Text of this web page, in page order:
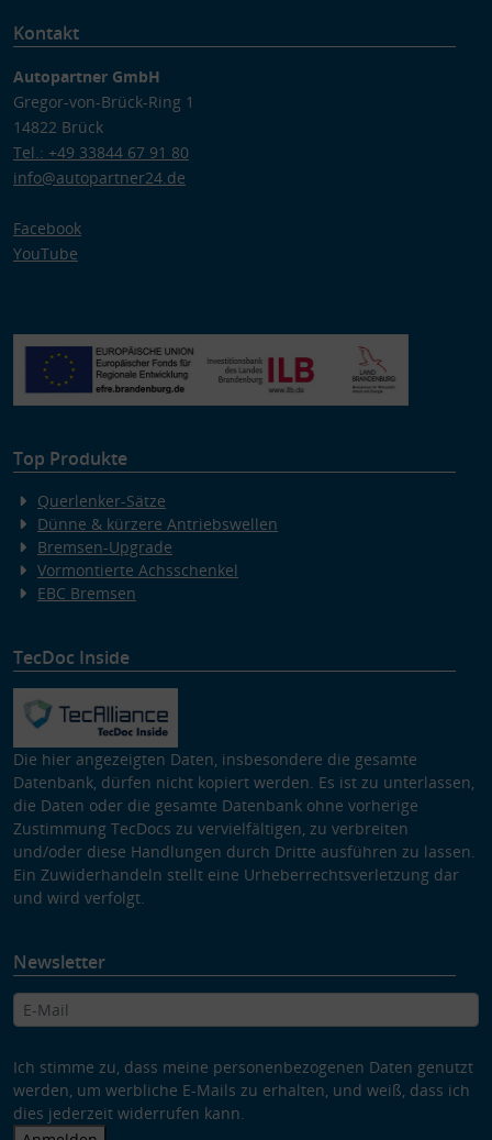
Kontakt
Autopartner GmbH
Gregor-von-Brück-Ring 1
14822 Brück
Tel.: +49 33844 67 91 80
info@autopartner24.de
Facebook
YouTube
Top Produkte
Querlenker-Sätze
Dünne & kürzere Antriebswellen
Bremsen-Upgrade
Vormontierte Achsschenkel
EBC Bremsen
TecDoc Inside
Die hier angezeigten Daten, insbesondere die gesamte
Datenbank, dürfen nicht kopiert werden. Es ist zu unterlassen,
die Daten oder die gesamte Datenbank ohne vorherige
Zustimmung TecDocs zu vervielfältigen, zu verbreiten
und/oder diese Handlungen durch Dritte ausführen zu lassen.
Ein Zuwiderhandeln stellt eine Urheberrechtsverletzung dar
und wird verfolgt.
Newsletter
Ich stimme zu, dass meine personenbezogenen Daten genutzt
werden, um werbliche E-Mails zu erhalten, und weiß, dass ich
dies jederzeit widerrufen kann.